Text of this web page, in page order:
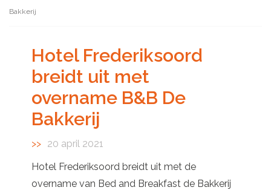
Bakkerij
Hotel Frederiksoord
breidt uit met
overname B&B De
Bakkerij
20 april 2021
Hotel Frederiksoord breidt uit met de
overname van Bed and Breakfast de Bakkerij